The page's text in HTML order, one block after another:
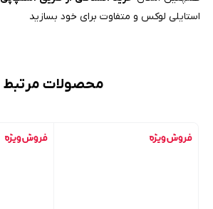
استایلی لوکس و متفاوت برای خود بسازید
محصولات مرتبط